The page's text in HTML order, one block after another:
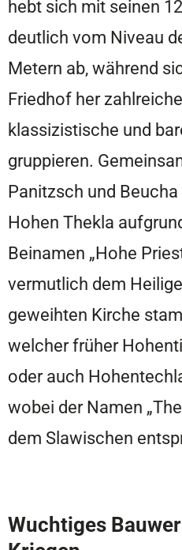
hebt sich mit seinen
deutlich vom Niveau
Metern ab, während
Friedhof her
klassizistische und
gruppieren.
Panitzsch und
Hohen Thekla
Beinamen „Hohe
vermutlich dem
geweihten Kirche
welcher früher
oder auch
wobei der Namen
dem Slawischen
Wuchtiges